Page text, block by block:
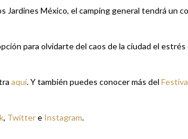
Jardines México, el camping general tendrá un
para olvidarte del caos de la ciudad el
aquí. Y también puedes conocer más del
, Twittere Instagram.